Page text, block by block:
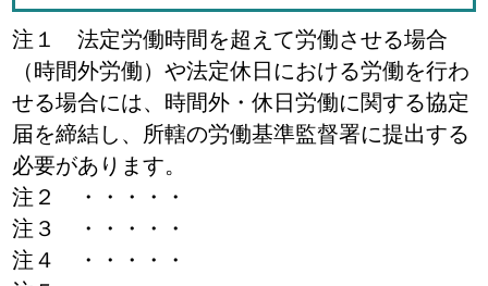
注１ 法定労働時間を超えて労働させる場合
（時間外労働）や法定休日における労働を行わ
せる場合には、時間外・休日労働に関する協定
届を締結し、所轄の労働基準監督署に提出する
必要があります。
注２ ・・・・・
注３ ・・・・・
注４ ・・・・・